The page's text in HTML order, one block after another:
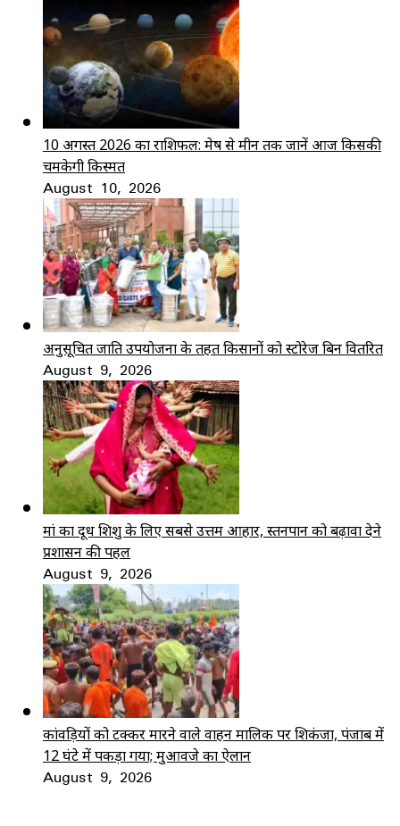
10 अगस्त 2026 का राशिफल: मेष से मीन तक जानें आज किसकी
चमकेगी किस्मत
August 10, 2026
अनुसूचित जाति उपयोजना के तहत किसानों को स्टोरेज बिन वितरित
August 9, 2026
मां का दूध शिशु के लिए सबसे उत्तम आहार, स्तनपान को बढ़ावा देने
प्रशासन की पहल
August 9, 2026
कांवड़ियों को टक्कर मारने वाले वाहन मालिक पर शिकंजा, पंजाब में
12 घंटे में पकड़ा गया; मुआवजे का ऐलान
August 9, 2026